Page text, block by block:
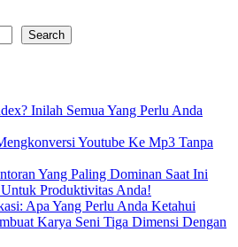
Search
Inilah Semua Yang Perlu Anda
Youtube Ke Mp3 Tanpa
Yang Paling Dominan Saat Ini
Produktivitas Anda!
Apa Yang Perlu Anda Ketahui
Karya Seni Tiga Dimensi Dengan